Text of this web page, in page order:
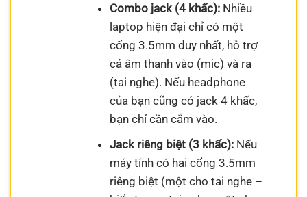
Combo jack (4 khấc):Nhiều
laptop hiện đại chỉ có một
cổng 3.5mm duy nhất, hỗ trợ
cả âm thanh vào (mic) và ra
(tai nghe). Nếu headphone
của bạn cũng có jack 4 khấc,
bạn chỉ cần cắm vào.
Jack riêng biệt (3 khấc):Nếu
máy tính có hai cổng 3.5mm
riêng biệt (một cho tai nghe –